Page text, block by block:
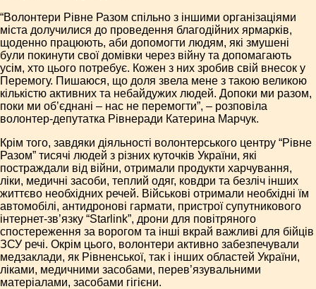
“Волонтери Рівне Разом спільно з іншими організаціями
міста долучилися до проведення благодійних ярмарків,
щоденно працюють, аби допомогти людям, які змушені
були покинути свої домівки через війну та допомагають
усім, хто цього потребує. Кожен з них зробив свій внесок у
Перемогу. Пишаюся, що доля звела мене з такою великою
кількістю активних та небайдужих людей. Допоки ми разом,
поки ми об’єднані – нас не перемогти”, – розповіла
волонтер-депутатка Рівнеради Катерина Марчук.
Крім того, завдяки діяльності волонтерського центру “Рівне
Разом” тисячі людей з різних куточків України, які
постраждали від війни, отримали продукти харчування,
ліки, медичні засоби, теплий одяг, ковдри та безліч інших
життєво необхідних речей. Військові отримали необхідні їм
автомобілі, антидронові гармати, пристрої супутникового
інтернет-зв’язку “Starlink”, дрони для повітряного
спостереження за ворогом та інші вкрай важливі для бійців
ЗСУ речі. Окрім цього, волонтери активно забезпечували
медзаклади, як Рівненської, так і інших областей України,
ліками, медичними засобами, перев’язувальними
матеріалами, засобами гігієни.